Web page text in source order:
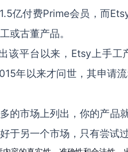
亿付费Prime会员，而
或古董产品。
该平台以来，Etsy上手工
年以来才问世，其申请
的市场上列出，你的产品
于另一个市场，只有尝试